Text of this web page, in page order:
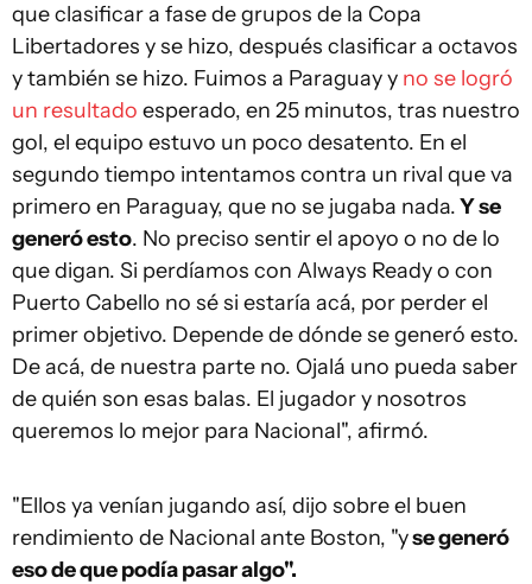
que clasificar a fase de grupos de la Copa
Libertadores y se hizo, después clasificar a octavos
y también se hizo. Fuimos a Paraguay y no se logró
un resultado esperado, en 25 minutos, tras nuestro
gol, el equipo estuvo un poco desatento. En el
segundo tiempo intentamos contra un rival que va
primero en Paraguay, que no se jugaba nada.Y se
generó esto. No preciso sentir el apoyo o no de lo
que digan. Si perdíamos con Always Ready o con
Puerto Cabello no sé si estaría acá, por perder el
primer objetivo. Depende de dónde se generó esto.
De acá, de nuestra parte no. Ojalá uno pueda saber
de quién son esas balas. El jugador y nosotros
queremos lo mejor para Nacional", afirmó.
"Ellos ya venían jugando así, dijo sobre el buen
rendimiento de Nacional ante Boston, "yse generó
eso de que podía pasar algo".